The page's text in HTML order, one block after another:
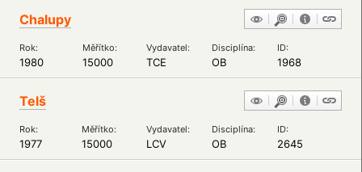
Chalupy
Rok: Měřítko: Vydavatel: Disciplína: ID:
1980 15000 TCE OB 1968
Telš
Rok: Měřítko: Vydavatel: Disciplína: ID:
1977 15000 LCV OB 2645